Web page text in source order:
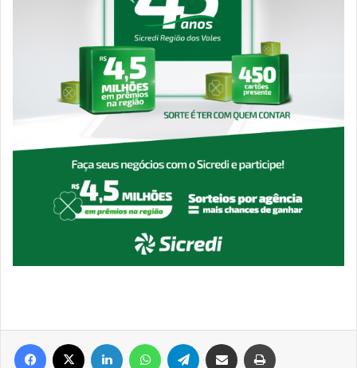
Facebook Linkedin WhatsAppTelegram Compartilhar via e-mail